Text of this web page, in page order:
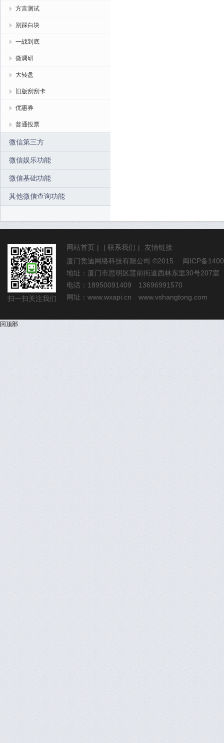
方言测试
别踩白块
一战到底
微调研
大转盘
旧版刮刮卡
优惠券
普通投票
微信第三方
微信娱乐功能
微信基础功能
其他微信查询功能
扫一扫关注我们
网站首页 | | 联系我们 |
友情链接
厦门竞迪网络科技有限公司 ©2015 闽ICP备
地址：厦门市思明区莲前街道西林东里30号207室
电话：18950091409 13696991570
网址： www.wxapi.cn www.vshangtong.com
回顶部